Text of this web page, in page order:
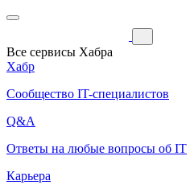
Все сервисы Хабра
Хабр
Сообщество IT-специалистов
Q&A
Ответы на любые вопросы об IT
Карьера